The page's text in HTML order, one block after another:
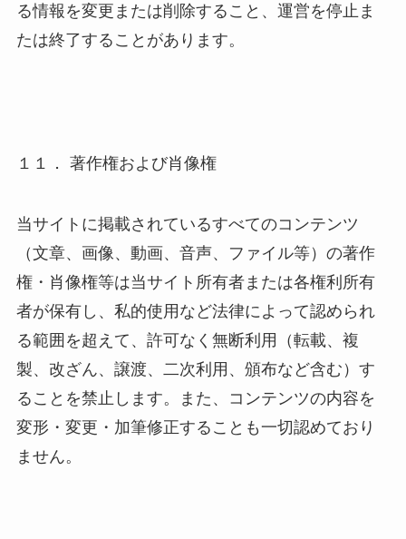
る情報を変更または削除すること、運営を停止ま
たは終了することがあります。
１１． 著作権および肖像権
当サイトに掲載されているすべてのコンテンツ
（文章、画像、動画、音声、ファイル等）の著作
権・肖像権等は当サイト所有者または各権利所有
者が保有し、私的使用など法律によって認められ
る範囲を超えて、許可なく無断利用（転載、複
製、改ざん、譲渡、二次利用、頒布など含む）す
ることを禁止します。また、コンテンツの内容を
変形・変更・加筆修正することも一切認めており
ません。